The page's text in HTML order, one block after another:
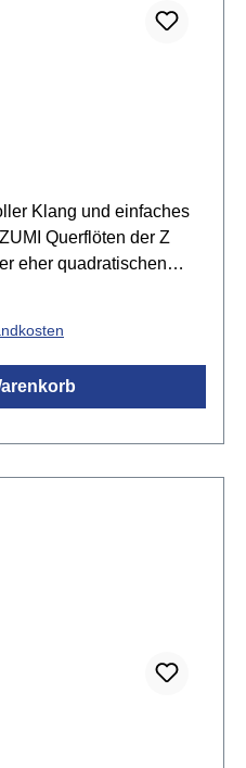
Klang und einfaches
Querflöten der Z
eher quadratischen
wird durch den
unterstützt.
und Mundlochkamin der
mit H-